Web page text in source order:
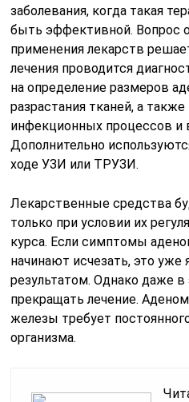
заболевания, когда такая
быть эффективной. Вопрос
применения лекарств
лечения проводится
на определение размеров
разрастания тканей, а
инфекционных процессов и
Дополнительно
ходе УЗИ или ТРУЗИ.
Лекарственные средства
только при условии их
курса. Если симптомы
начинают исчезать, это
результатом. Однако даже в
прекращать лечение.
железы требует
организма.